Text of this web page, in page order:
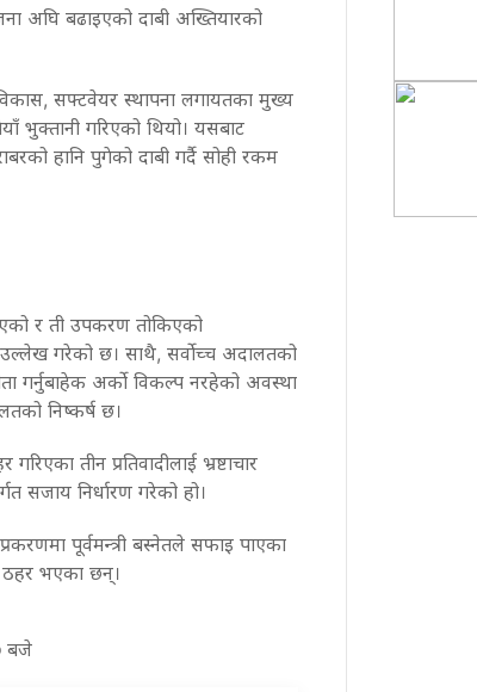
अघि बढाइएको दाबी अख्तियारको
सफ्टवेयर स्थापना लगायतका मुख्य
भुक्तानी गरिएको थियो। यसबाट
हानि पुगेको दाबी गर्दै सोही रकम
र ती उपकरण तोकिएको
उल्लेख गरेको छ। साथै, सर्वोच्च अदालतको
गर्नुबाहेक अर्को विकल्प नरहेको अवस्था
निष्कर्ष छ।
तीन प्रतिवादीलाई भ्रष्टाचार
सजाय निर्धारण गरेको हो।
पूर्वमन्त्री बस्नेतले सफाइ पाएका
ठहर भएका छन्।
बजे